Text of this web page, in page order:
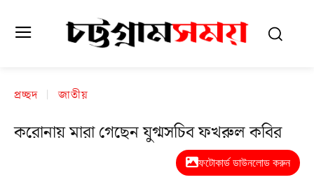
প্রচ্ছদ জাতীয়
করোনায় মারা গেছেন যুগ্মসচিব ফখরুল কবির
ফটোকার্ড ডাউনলোড করুন